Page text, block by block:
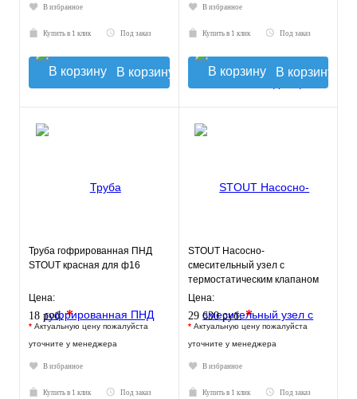
В избранное
Купить в 1 клик Под заказ
В корзину
В избранное
Купить в 1 клик Под заказ
В корзину
Труба гофрированная ПНД
STOUT красная для ф16
Цена:
18 руб.*
* Актуальную цену пожалуйста
уточните у менеджера
В избранное
Купить в 1 клик Под заказ
STOUT Насосно-
смесительный узел с
термостатическим клапаном
30-60°C, с насосом UPSO 25-
Цена:
29 630 руб.*
* Актуальную цену пожалуйста
уточните у менеджера
В избранное
Купить в 1 клик Под заказ